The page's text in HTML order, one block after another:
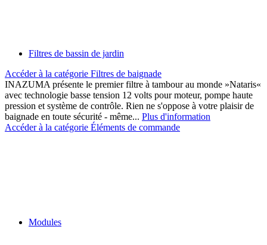
Filtres de bassin de jardin
Accéder à la catégorie Filtres de baignade
INAZUMA présente le premier filtre à tambour au monde »Nataris«
avec technologie basse tension 12 volts pour moteur, pompe haute
pression et système de contrôle. Rien ne s'oppose à votre plaisir de
baignade en toute sécurité - même... Plus d'information
Accéder à la catégorie Éléments de commande
Modules